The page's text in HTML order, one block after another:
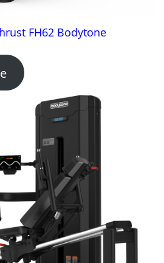
FH62 Bodytone
: Machine Hip Thrust FH62